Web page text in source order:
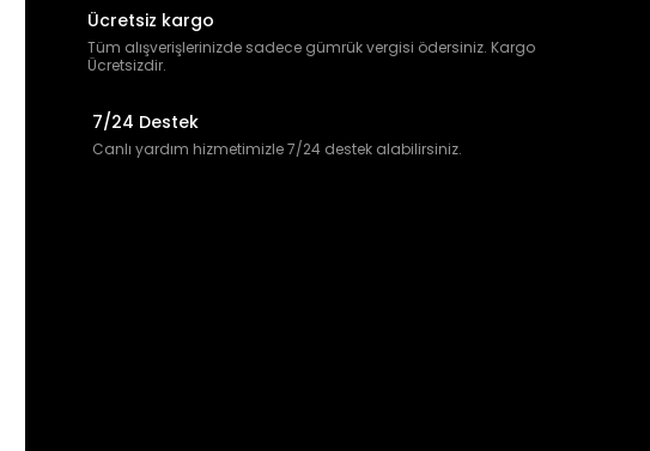
Ücretsiz kargo
Tüm alışverişlerinizde sadece gümrük vergisi ödersiniz. Kargo
Ücretsizdir.
7/24 Destek
Canlı yardım hizmetimizle 7/24 destek alabilirsiniz.